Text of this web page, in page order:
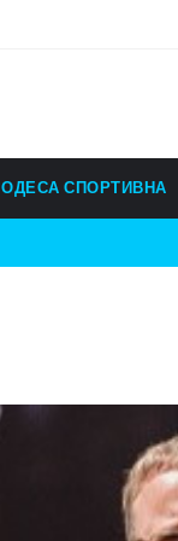
ОДЕСА СПОРТИВНА